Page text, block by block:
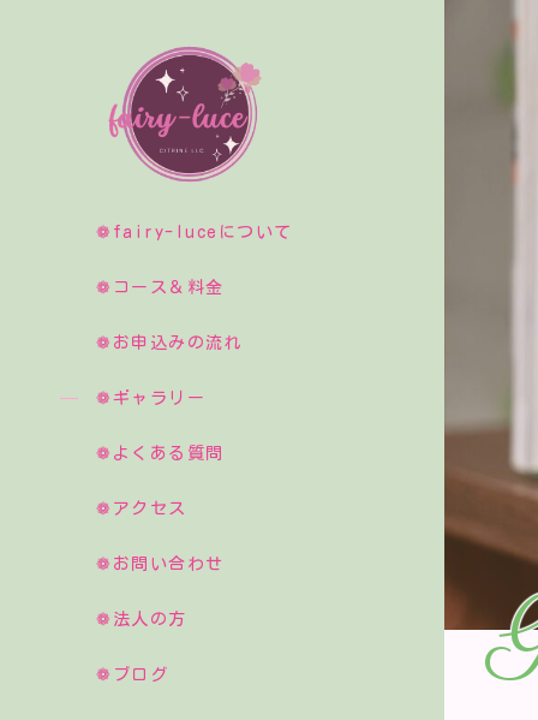
❁fairy-luceについて
❁コース＆料金
❁お申込みの流れ
❁ギャラリー
❁よくある質問
❁アクセス
❁お問い合わせ
❁法人の方
❁ブログ